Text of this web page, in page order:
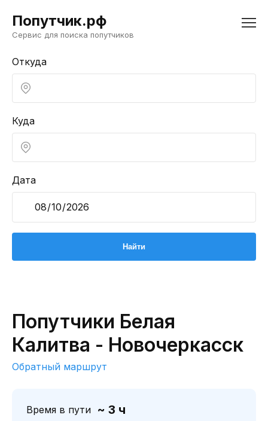
Попутчик.рф
Сервис для поиска попутчиков
Откуда
Куда
Дата
Попутчики Белая
Калитва - Новочеркасск
Обратный маршрут
Время в пути ~ 3 ч